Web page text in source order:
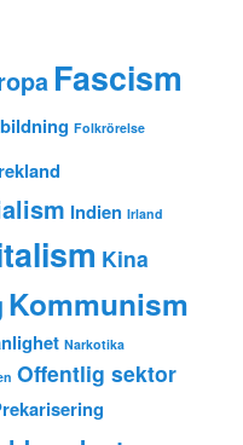
Fascism
Folkrörelse
Indien Irland
Kina
Kommunism
Narkotika
Offentlig sektor